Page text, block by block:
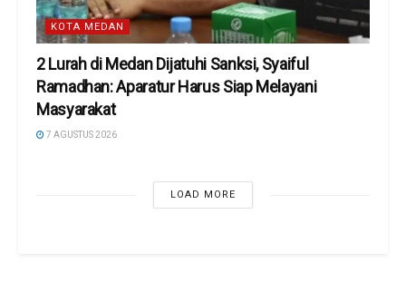
KOTA MEDAN
2 Lurah di Medan Dijatuhi Sanksi, Syaiful
Ramadhan: Aparatur Harus Siap Melayani
Masyarakat
7 AGUSTUS 2026
LOAD MORE